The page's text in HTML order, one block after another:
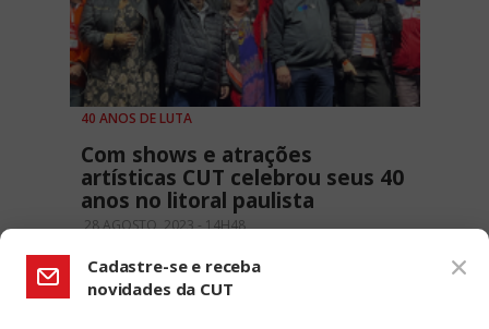
40 ANOS DE LUTA
Com shows e atrações
artísticas CUT celebrou seus 40
anos no litoral paulista
28 AGOSTO, 2023 - 14H48
Cadastre-se e receba
novidades da CUT